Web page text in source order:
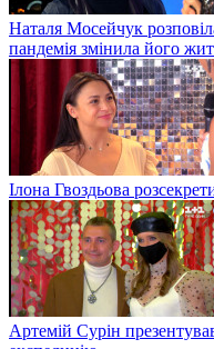
Наталя Мосейчук
пандемія змінила його
Ілона Гвоздьова
Артемій Сурін